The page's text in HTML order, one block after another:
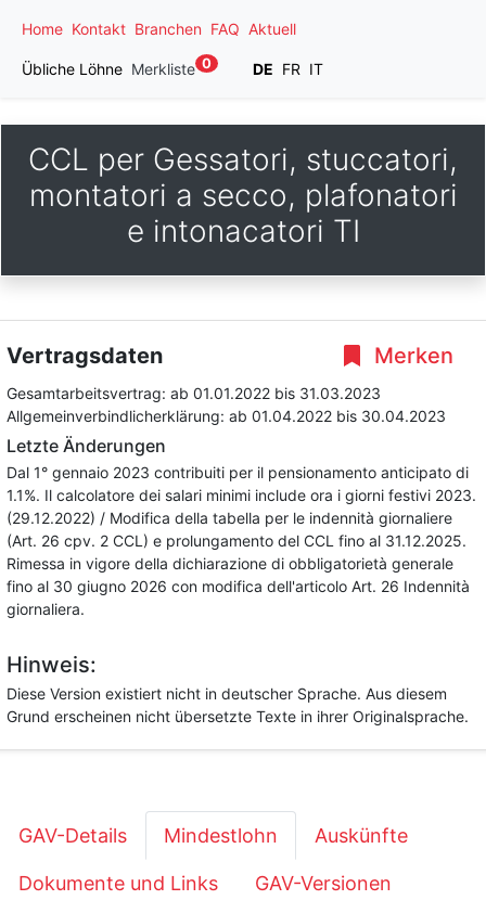
Home Kontakt Branchen FAQ Aktuell
Übliche Löhne Merkliste 0 DE FR IT
CCL per Gessatori, stuccatori,
montatori a secco, plafonatori
e intonacatori TI
Merken
Vertragsdaten
Gesamtarbeitsvertrag: ab 01.01.2022 bis 31.03.2023
Allgemeinverbindlicherklärung: ab 01.04.2022 bis 30.04.2023
Letzte Änderungen
Dal 1° gennaio 2023 contribuiti per il pensionamento anticipato di
1.1%. Il calcolatore dei salari minimi include ora i giorni festivi 2023.
(29.12.2022) / Modifica della tabella per le indennità giornaliere
(Art. 26 cpv. 2 CCL) e prolungamento del CCL fino al 31.12.2025.
Rimessa in vigore della dichiarazione di obbligatorietà generale
fino al 30 giugno 2026 con modifica dell'articolo Art. 26 Indennità
giornaliera.
Hinweis:
Diese Version existiert nicht in deutscher Sprache. Aus diesem
Grund erscheinen nicht übersetzte Texte in ihrer Originalsprache.
GAV-Details Mindestlohn Auskünfte
Dokumente und Links GAV-Versionen